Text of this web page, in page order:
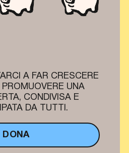
A FAR CRESCERE
UNA
CONDIVISA E
DA TUTTI.
DONA